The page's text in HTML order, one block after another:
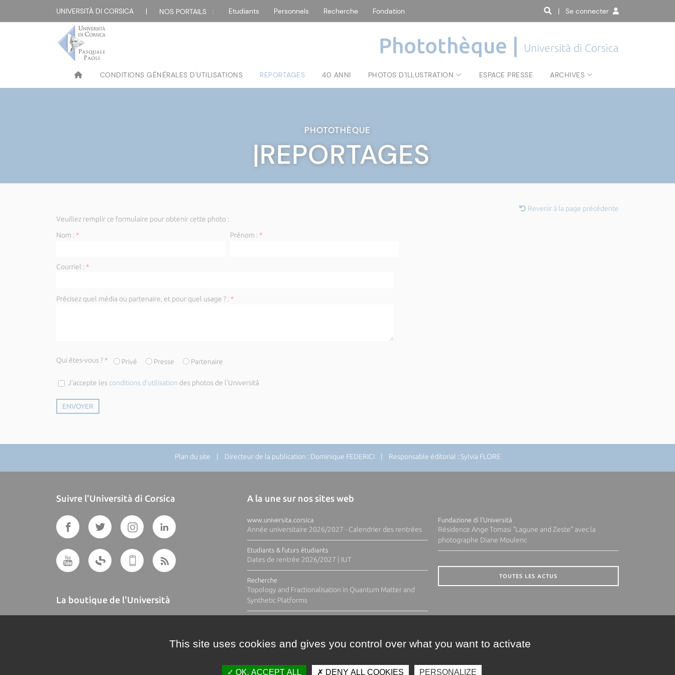
UNIVERSITÀ DI CORSICA | NOS PORTAILS : Etudiants Personnels Recherche Fondation | Se connecter
Photothèque | Università di Corsica
CONDITIONS GÉNÉRALES D'UTILISATIONS REPORTAGES 40 ANNI PHOTOS D'ILLUSTRATION ESPACE PRESSE ARCHIVES
PHOTOTHÈQUE
|REPORTAGES
Revenir à la page précédente
Veuillez remplir ce formulaire pour obtenir cette photo :
Nom :* Prénom :*
Courriel :*
Précisez quel média ou partenaire, et pour quel usage ? :*
Qui êtes-vous ?* Privé Presse Partenaire
J’accepte les conditions d’utilisation des photos de l'Università
Plan du site | Directeur de la publication : Dominique FEDERICI | Responsable éditorial : Sylvia FLORE
Suivre l'Università di Corsica
La boutique de l'Università
A la une sur nos sites web
www.universita.corsica
Année universitaire 2026/2027 - Calendrier des rentrées
Etudiants & futurs étudiants
Dates de rentrée 2026/2027 | IUT
Recherche
Topology and Fractionalisation in Quantum Matter and
Synthetic Platforms
Fundazione di l'Università
Résidence Ange Tomasi "Lagune and Zeste" avec la
photographe Diane Moulenc
TOUTES LES ACTUS
This site uses cookies and gives you control over what you want to activate
OK, ACCEPT ALL DENY ALL COOKIES PERSONALIZE